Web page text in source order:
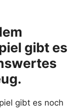
gibt es
gibt es noch